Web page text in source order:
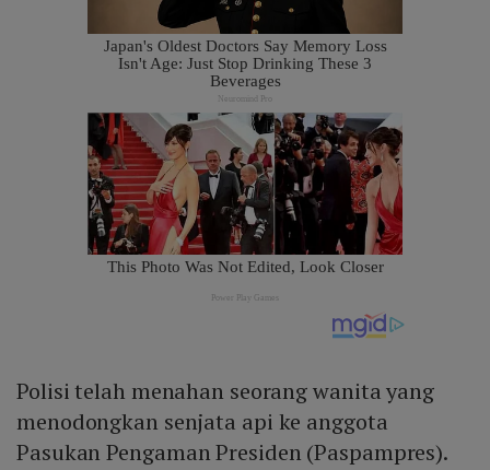
Polisi telah menahan seorang wanita yang
menodongkan senjata api ke anggota
Pasukan Pengaman Presiden (Paspampres).